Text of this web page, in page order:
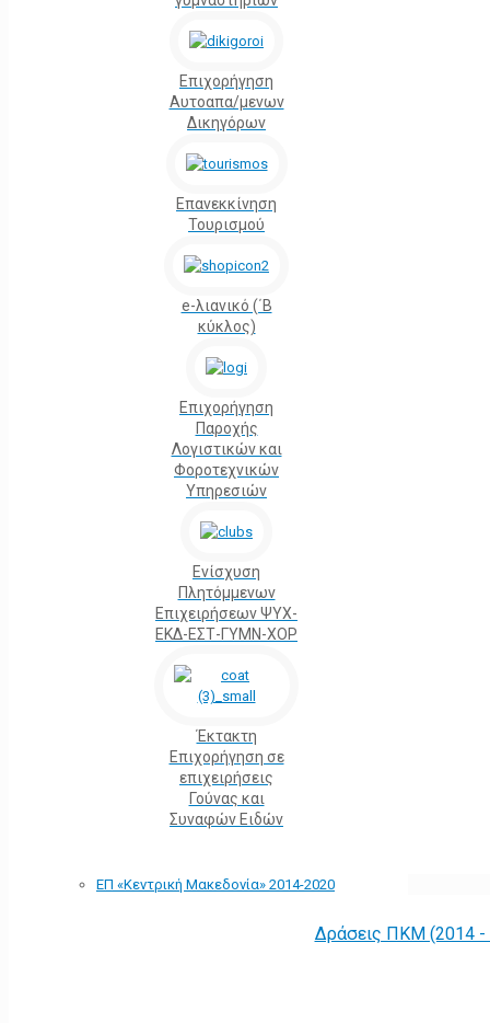
Επιχορήγηση
Αυτοαπα/μενων
Δικηγόρων
Επανεκκίνηση
Τουρισμού
e-λιανικό (΄Β
κύκλος)
Επιχορήγηση
Παροχής
Λογιστικών και
Φοροτεχνικών
Υπηρεσιών
Ενίσχυση
Πλητόμμενων
Επιχειρήσεων ΨΥΧ-
ΕΚΔ-ΕΣΤ-ΓΥΜΝ-ΧΟΡ
Έκτακτη
Επιχορήγηση σε
επιχειρήσεις
Γούνας και
Συναφών Ειδών
ΕΠ «Kεντρική Μακεδονία» 2014-2020
Δράσεις ΠΚΜ (2014 -